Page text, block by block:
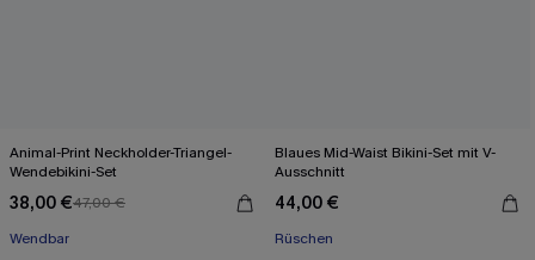
Animal-Print Neckholder-Triangel-
Wendebikini-Set
38,00 €47,00 €
Wendbar
Blaues Mid-Waist Bikini-Set mit V-
Ausschnitt
44,00 €
Rüschen